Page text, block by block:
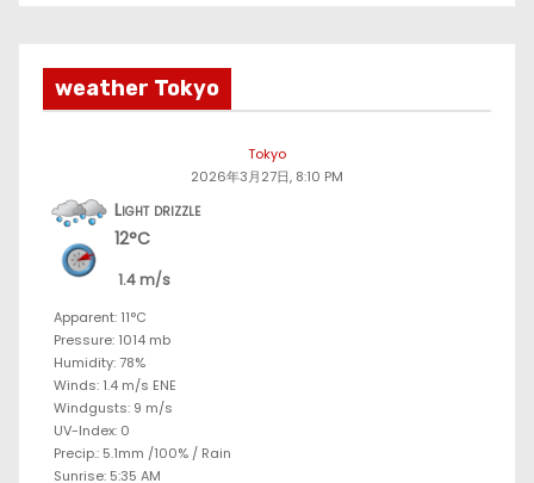
weather Tokyo
Tokyo
2026年3月27日, 8:10 PM
Light drizzle
12°C
1.4 m/s
Apparent: 11°C
Pressure: 1014 mb
Humidity: 78%
Winds: 1.4 m/s ENE
Windgusts: 9 m/s
UV-Index: 0
Precip.: 5.1mm /100% / Rain
Sunrise: 5:35 AM